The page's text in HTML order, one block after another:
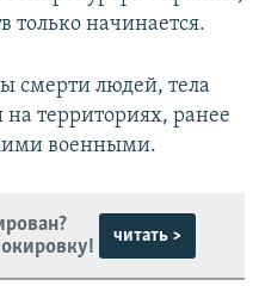
только начинается.
смерти людей, тела
территориях, ранее
военными.
читать >